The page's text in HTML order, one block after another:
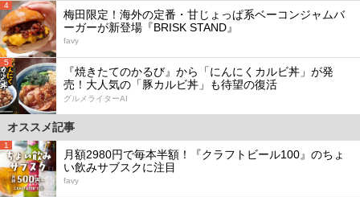
4
梅田限定！海外の定番・甘じょっぱ系ベーコンジャムバ
ーガーが新登場『BRISK STAND』
favy
5
『焼きたてのかるび』から「にんにくカルビ丼」が発
売！大人気の「豚カルビ丼」も待望の復活
グルメライターAI
オススメ記事
1
月額2980円で毎本半額！『クラフトビール100』のちょ
い飲みサブスクに注目
favy